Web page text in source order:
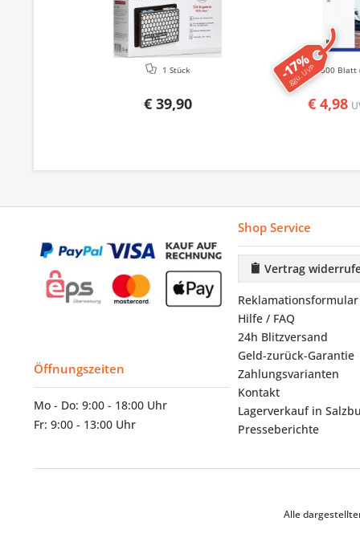
€ 39,90
1 Stück -17%
ggü. UVP
€ 4,98
500 Blatt
Öffnungszeiten
Mo - Do: 9:00 - 18:00 Uhr
Fr: 9:00 - 13:00 Uhr
Shop Service
Vertrag
Reklamationsformular
Hilfe / FAQ
24h Blitzversand
Geld-zurück-Garantie
Zahlungsvarianten
Kontakt
Lagerverkauf in
Presseberichte
Alle